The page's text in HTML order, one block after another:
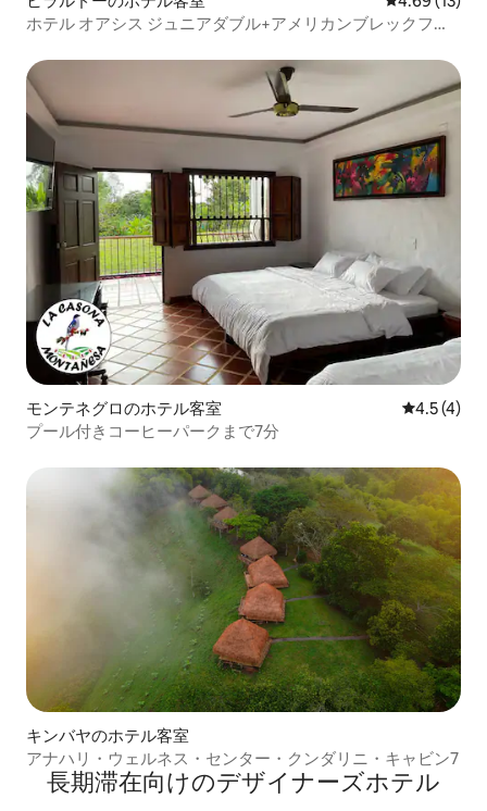
ホテル オアシス ジュニアダブル+アメリカンブレックファ
モンテネグロのホテル客室 レビュー4
4.5 (4)
プール付きコーヒーパークまで7分
キンバヤのホテル客室
アナハリ・ウェルネス・センター・クンダリニ・キャビン7
長期滞在向⁠け⁠のデ⁠ザ⁠イ⁠ナ⁠ー⁠ズホ⁠テ⁠ル